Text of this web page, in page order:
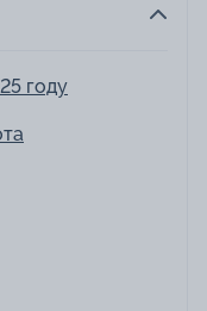
году